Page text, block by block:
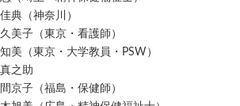
典（神奈川）
美子（東京・看護師）
美（東京・大学教員・PSW）
之助
京子（福島・保健師）